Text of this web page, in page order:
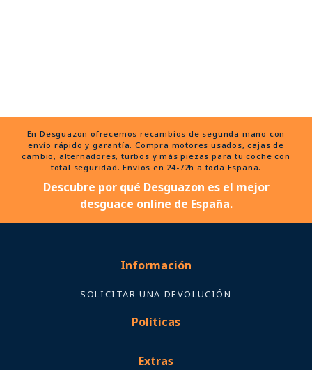
En Desguazon ofrecemos recambios de segunda mano con
envío rápido y garantía. Compra motores usados, cajas de
cambio, alternadores, turbos y más piezas para tu coche con
total seguridad. Envíos en 24-72h a toda España.
Descubre por qué Desguazon es el mejor
desguace online de España.
Información
SOLICITAR UNA DEVOLUCIÓN
Políticas
Extras